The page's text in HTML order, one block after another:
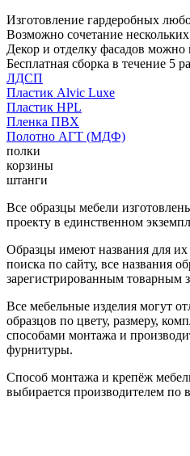
Изготовление гардеробных
Возможно сочетание
Декор и отделку фасадов
Бесплатная сборка в течение 5
ЛДСП
Пластик Alvic Luxe
Пластик HPL
Пленка ПВХ
Полотно АГТ (МДФ)
полки
корзины
штанги
Все образцы мебели
проекту в единственном
Образцы имеют названия для их
поиска по сайту, все названия
зарегистрированным товарным
Все мебельные изделия могут
образцов по цвету, размеру,
способами монтажа и
фурнитуры.
Способ монтажа и крепёж
выбирается производителем по